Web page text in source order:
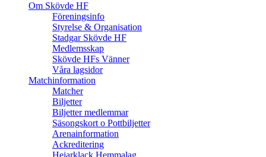
Om Skövde HF
Föreningsinfo
Styrelse & Organisation
Stadgar Skövde HF
Medlemsskap
Skövde HFs Vänner
Våra lagsidor
Matchinformation
Matcher
Biljetter
Biljetter medlemmar
Säsongskort o Pottbiljetter
Arenainformation
Ackreditering